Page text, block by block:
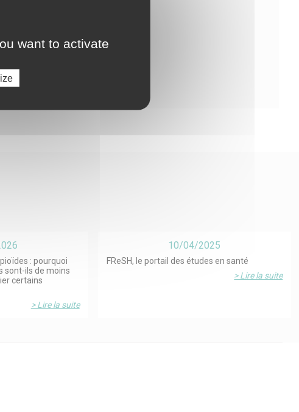
?
: pourquoi
sont-ils de moins
certains
> Lire la suite
10/04/2025
FReSH, le portail des études en santé
> Lire la suite
want to activate